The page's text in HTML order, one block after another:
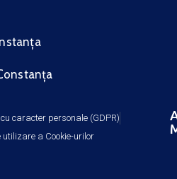
caracter personale (GDPR)
utilizare a Cookie-urilor